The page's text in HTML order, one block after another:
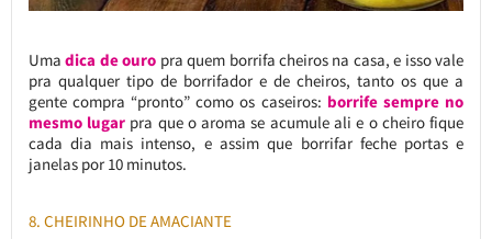
Umadica de ouro pra quem borrifa cheiros na casa, e isso vale
pra qualquer tipo de borrifador e de cheiros, tanto os que a
gente compra “pronto” como os caseiros: borrife sempre no
mesmo lugarpra que o aroma se acumule ali e o cheiro fique
cada dia mais intenso, e assim que borrifar feche portas e
janelas por 10 minutos.
8. CHEIRINHO DE AMACIANTE